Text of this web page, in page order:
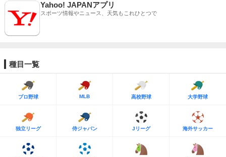
Yahoo! JAPANアプリ
スポーツ情報やニュース、天気もこれひとつで
種目一覧
プロ野球 MLB 高校野球 大学野球
独立リーグ 侍ジャパン Jリーグ 海外サッカー